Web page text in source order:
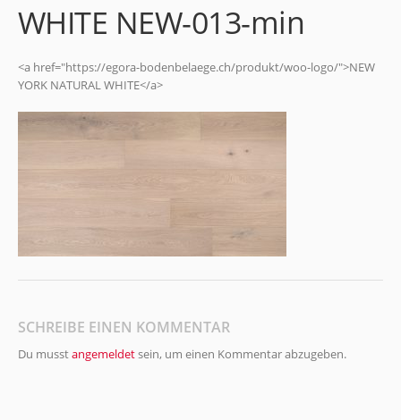
WHITE NEW-013-min
<a href="https://egora-bodenbelaege.ch/produkt/woo-logo/">NEW
YORK NATURAL WHITE</a>
SCHREIBE EINEN KOMMENTAR
Du musstangemeldetsein, um einen Kommentar abzugeben.